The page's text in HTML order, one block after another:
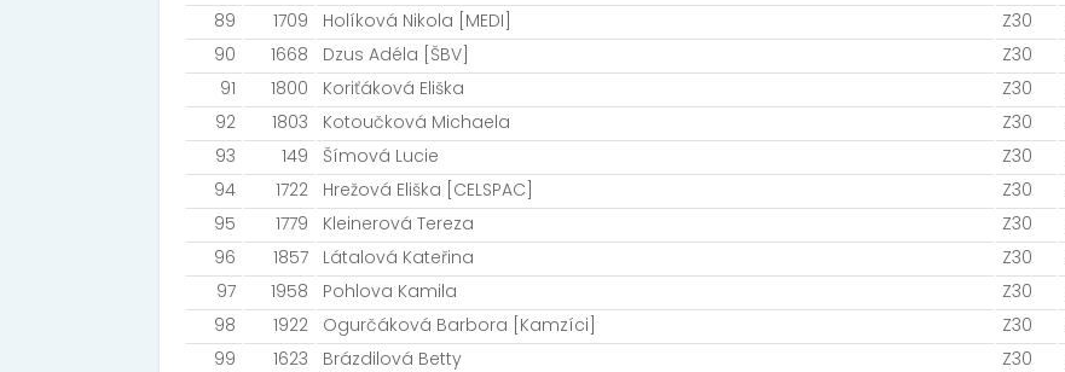
89
1709 Holíková Nikola [MEDI] Z30
90
1668 Dzus Adéla [ŠBV] Z30
91
1800 Koriťáková Eliška Z30
92
1803 Kotoučková Michaela Z30
93
149 Šímová Lucie Z30
94
1722 Hrežová Eliška [CELSPAC] Z30
95
1779 Kleinerová Tereza Z30
96
1857 Látalová Kateřina Z30
97
1958 Pohlova Kamila Z30
98
1922 Ogurčáková Barbora [Kamzíci] Z30
99
1623 Brázdilová Betty Z30